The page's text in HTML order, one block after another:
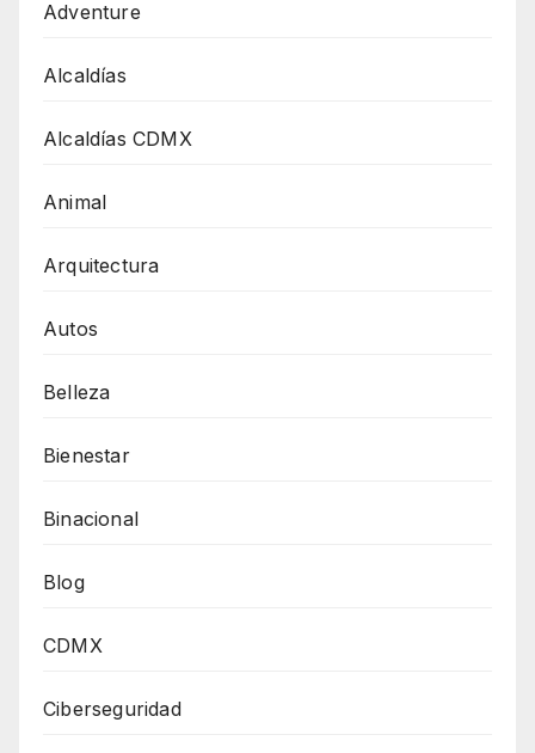
Adventure
Alcaldías
Alcaldías CDMX
Animal
Arquitectura
Autos
Belleza
Bienestar
Binacional
Blog
CDMX
Ciberseguridad